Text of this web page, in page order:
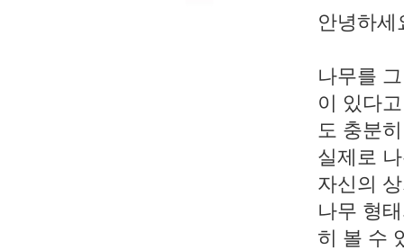
안녕하세
나무를
이 있다
도 충분
실제로
자신의
나무 형
히 볼 수